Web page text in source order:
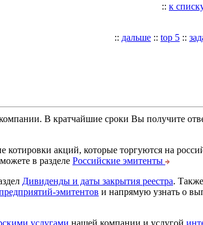
:: к
:: дальше :: top 5 ::
В кратчайшие сроки Вы получите
котировки акций, которые торгуются на
в разделе Российские эмитенты
Дивиденды и даты закрытия реестра.
эмитентов и напрямую узнать о
услугами нашей компании и услугой